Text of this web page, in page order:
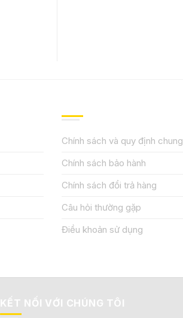
Chính sách và quy định chung
Chính sách bảo hành
Chính sách đổi trả hàng
Câu hỏi thường gặp
Điều khoản sử dụng
KẾT NỐI VỚI CHÚNG TÔI